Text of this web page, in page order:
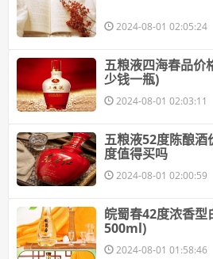
2024-08-01 02:05:24
五粮液四海春品价
少钱一瓶)
2024-08-01 02:03:11
五粮液52度陈酿
度值得买吗
2024-08-01 02:00:59
皖蜀春42度浓香
500ml)
2024-08-01 01:58:46